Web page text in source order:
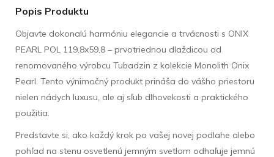
Popis Produktu
Objavte dokonalú harmóniu elegancie a trvácnosti s ONIX
PEARL POL 119,8x59,8 – prvotriednou dlaždicou od
renomovaného výrobcu Tubadzin z kolekcie Monolith Onix
Pearl. Tento výnimočný produkt prináša do vášho priestoru
nielen nádych luxusu, ale aj sľub dlhovekosti a praktického
použitia.
Predstavte si, ako každý krok po vašej novej podlahe alebo
pohľad na stenu osvetlenú jemným svetlom odhaľuje jemnú